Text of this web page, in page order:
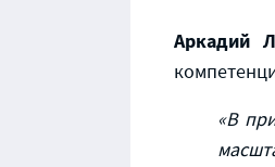
Аркадий
«В